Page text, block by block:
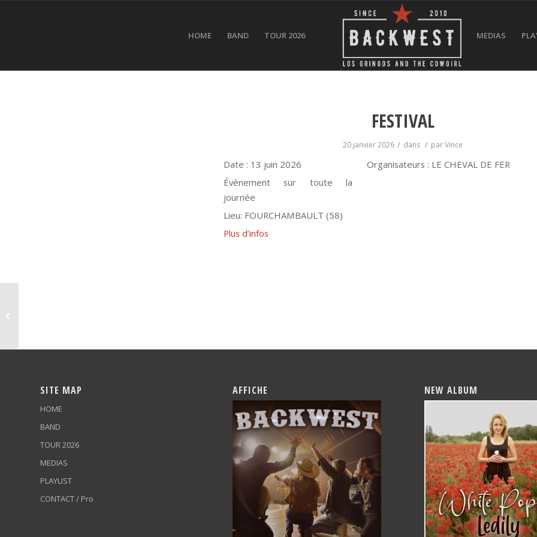
HOME BAND TOUR 2026 MEDIAS
FESTIVAL
20 janvier 2026 / dans / parVince
Date : 13 juin 2026
Évènement sur toute la
journée
Lieu: FOURCHAMBAULT (58)
Plus d’infos
Organisateurs : LE CHEVAL DE FER
SITE MAP
HOME
BAND
TOUR 2026
MEDIAS
PLAYLIST
CONTACT / Pro
AFFICHE NEW ALBUM